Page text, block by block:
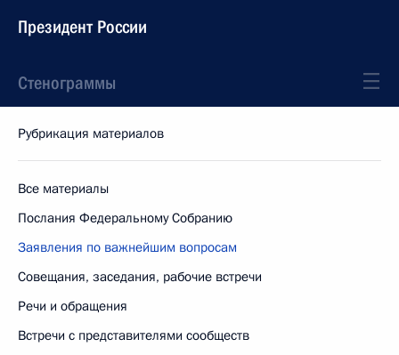
Президент России
Стенограммы
Рубрикация материалов
Все материалы
Послания Федеральному Собранию
Заявления по важнейшим вопросам
Совещания, заседания, рабочие встречи
Речи и обращения
Встречи с представителями сообществ